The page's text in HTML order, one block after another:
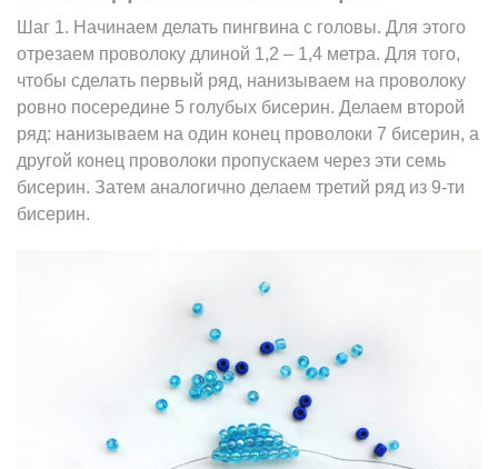
Шаг 1. Начинаем делать пингвина с головы. Для этого
отрезаем проволоку длиной 1,2 – 1,4 метра. Для того,
чтобы сделать первый ряд, нанизываем на проволоку
ровно посередине 5 голубых бисерин. Делаем второй
ряд: нанизываем на один конец проволоки 7 бисерин, а
другой конец проволоки пропускаем через эти семь
бисерин. Затем аналогично делаем третий ряд из 9-ти
бисерин.